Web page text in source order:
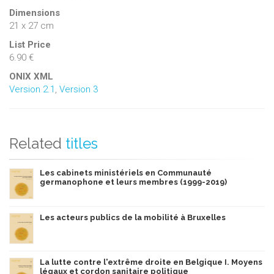
Dimensions
21 x 27 cm
List Price
6.90 €
ONIX XML
Version 2.1 Version 3
Related titles
Les cabinets ministériels en Communauté
germanophone et leurs membres (1999-2019)
Les acteurs publics de la mobilité à Bruxelles
La lutte contre l'extrême droite en Belgique I. Moyens
légaux et cordon sanitaire politique